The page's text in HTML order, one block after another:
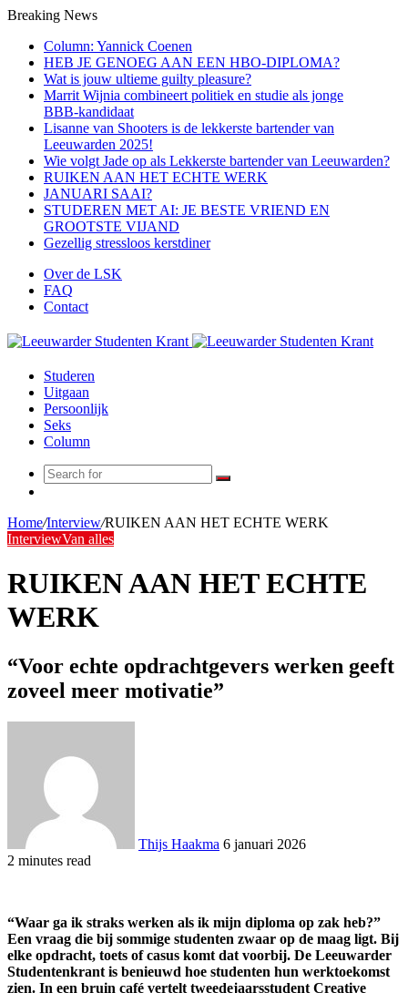
Breaking News
Column: Yannick Coenen
HEB JE GENOEG AAN EEN HBO-DIPLOMA?
Wat is jouw ultieme guilty pleasure?
Marrit Wijnia combineert politiek en studie als jonge
BBB‑kandidaat
Lisanne van Shooters is de lekkerste bartender van
Leeuwarden 2025!
Wie volgt Jade op als Lekkerste bartender van Leeuwarden?
RUIKEN AAN HET ECHTE WERK
JANUARI SAAI?
STUDEREN MET AI: JE BESTE VRIEND EN
GROOTSTE VIJAND
Gezellig stressloos kerstdiner
Over de LSK
FAQ
Contact
Menu
Studeren
Uitgaan
Persoonlijk
Seks
Column
Search
Home/Interview/RUIKEN AAN HET ECHTE WERK
InterviewVan alles
RUIKEN AAN HET ECHTE
WERK
“Voor echte opdrachtgevers werken geeft
zoveel meer motivatie”
Thijs Haakma 6 januari 2026
2 minutes read
“Waar ga ik straks werken als ik mijn diploma op zak heb?”
Een vraag die bij sommige studenten zwaar op de maag ligt. Bij
elke opdracht, toets of casus komt dat voorbij. De Leeuwarder
Studentenkrant is benieuwd hoe studenten hun werktoekomst
zien. In een bruin café vertelt tweedejaarsstudent Creative